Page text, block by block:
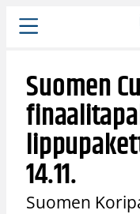
Siirry
sisältöön
Suomen
14.11.
Suomen